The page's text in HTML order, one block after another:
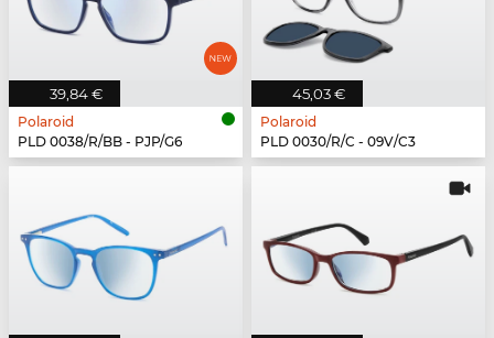
39,84 €
Polaroid
PLD 0038/R/BB - PJP/G6
45,03 €
Polaroid
PLD 0030/R/C - 09V/C3